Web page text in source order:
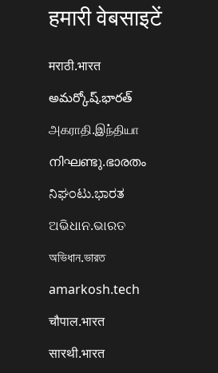
हमारी वेबसाइटें
मराठी.भारत
అమర్కోష్.భారత్
அகராதி.இந்தியா
നിഘണ്ടു.ഭാരതം
ನಿಘಂಟು.ಭಾರತ
ଅଭିଧାନ.ଭାରତ
অভিধান.ভারত
amarkosh.tech
चौपाल.भारत
सारथी.भारत